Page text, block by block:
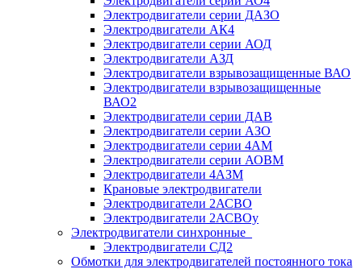
Электродвигатели серии ДАЗО
Электродвигатели АК4
Электродвигатели серии АОД
Электродвигатели АЗД
Электродвигатели взрывозащищенные ВАО
Электродвигатели взрывозащищенные
ВАО2
Электродвигатели серии ДАВ
Электродвигатели серии АЗО
Электродвигатели серии 4АМ
Электродвигатели серии АОВМ
Электродвигатели 4АЗМ
Крановые электродвигатели
Электродвигатели 2АСВО
Электродвигатели 2АСВОу
Электродвигатели синхронные
Электродвигатели СД2
Обмотки для электродвигателей постоянного тока